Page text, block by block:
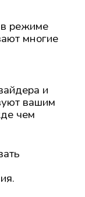
режиме
многие
и
вашим
чем